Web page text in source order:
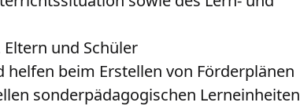
und Schüler
helfen beim Erstellen von Förderplänen
sonderpädagogischen Lerneinheiten